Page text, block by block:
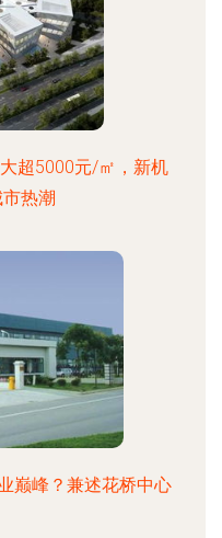
超5000元/㎡，新机
热潮
巅峰？兼述花桥中心